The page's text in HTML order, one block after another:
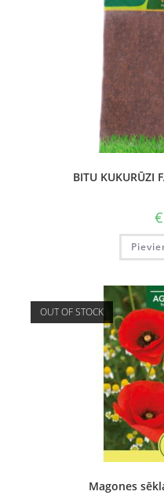
BITU KUKURŪZI
€
OUT OF STOCK
Magones